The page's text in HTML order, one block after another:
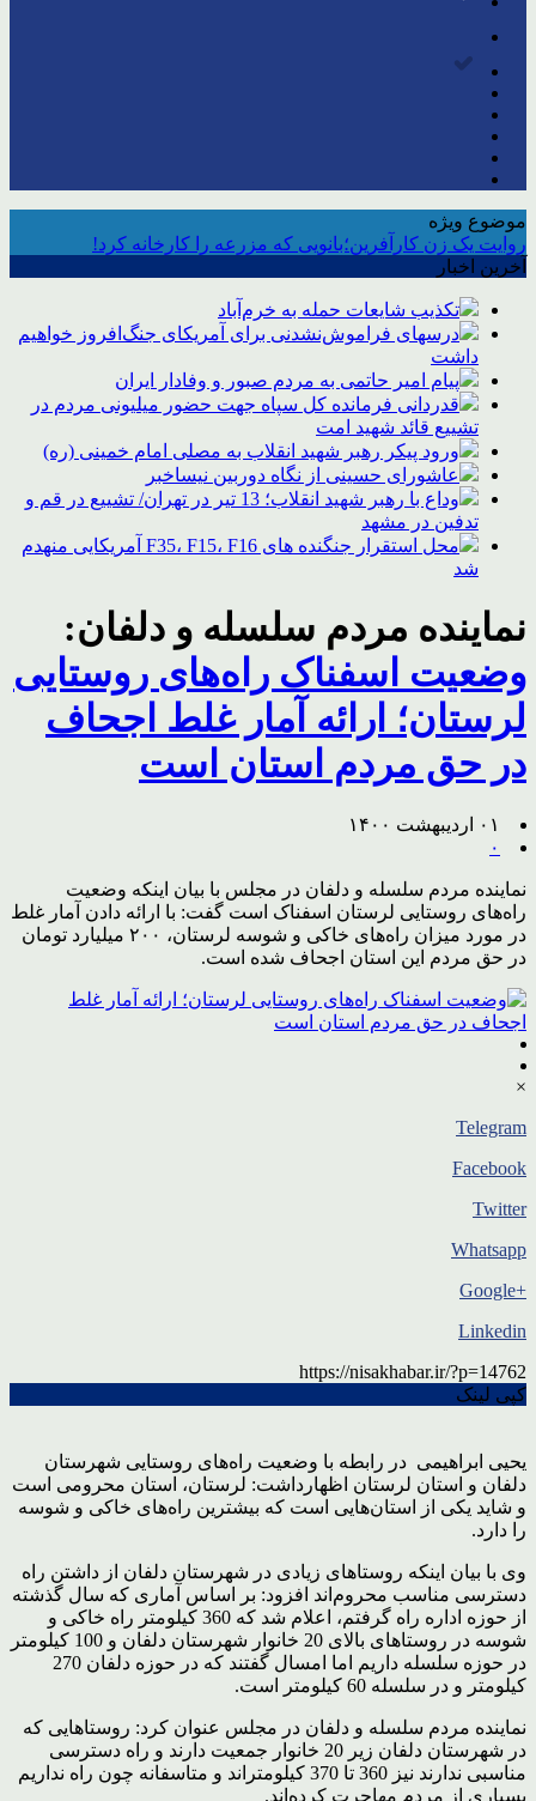
موضوع ویژه
روایت یک زن کارآفرین؛بانویی که مزرعه را کارخانه کرد!
آخرین اخبار
تکذیب شایعات حمله به خرم‌آباد
درسهای فراموش‌نشدنی برای آمریکای جنگ‌افروز خواهیم
داشت
پیام امیر حاتمی به مردم صبور و وفادار ایران
قدردانی فرمانده کل سپاه جهت حضور میلیونی مردم در
تشییع قائد شهید امت
ورود پیکر رهبر شهید انقلاب به مصلی امام خمینی (ره)
عاشورای حسینی از نگاه دوربین نیساخبر
وداع با رهبر شهید انقلاب؛ 13 تیر در تهران/ تشییع در قم و
تدفین در مشهد
محل استقرار جنگنده های F35، F15، F16 آمریکایی منهدم
شد
نماینده مردم سلسله و دلفان:
وضعیت اسفناک راه‌های روستایی
لرستان؛ ارائه آمار غلط اجحاف
در حق مردم استان است
۰۱ اردیبهشت ۱۴۰۰
۰
نماینده مردم سلسله و دلفان در مجلس با بیان اینکه وضعیت
راه‌های روستایی لرستان اسفناک است گفت: با ارائه دادن آمار غلط
در مورد میزان راه‌های خاکی و شوسه لرستان، ۲۰۰ میلیارد تومان
در حق مردم این استان اجحاف شده است.
×
Telegram
Facebook
Twitter
Whatsapp
+Google
Linkedin
https://nisakhabar.ir/?p=14762
کپی لینک
یحیی ابراهیمی در رابطه با وضعیت راه‌های روستایی شهرستان
دلفان و استان لرستان اظهارداشت: لرستان، استان محرومی است
و شاید یکی از استان‌هایی است که بیشترین راه‌های خاکی و شوسه
را دارد.
وی با بیان اینکه روستاهای زیادی در شهرستان دلفان از داشتن راه
دسترسی مناسب محروم‌اند افزود: بر اساس آماری که سال گذشته
از حوزه اداره راه گرفتم، اعلام شد که 360 کیلومتر راه خاکی و
شوسه در روستاهای بالای 20 خانوار شهرستان دلفان و 100 کیلومتر
در حوزه سلسله داریم اما امسال گفتند که در حوزه دلفان 270
کیلومتر و در سلسله 60 کیلومتر است.
نماینده مردم سلسله و دلفان در مجلس عنوان کرد: روستاهایی که
در شهرستان دلفان زیر 20 خانوار جمعیت دارند و راه دسترسی
مناسبی ندارند نیز 360 تا 370 کیلومتراند و متاسفانه چون راه نداریم
بسیاری از مردم مهاجرت کرده‌اند.